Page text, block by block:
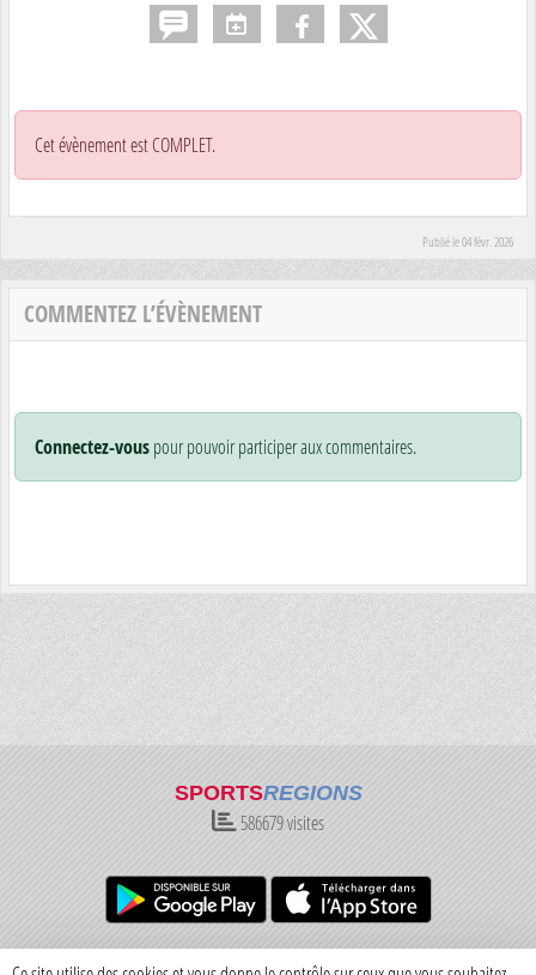
Cet évènement estCOMPLET.
Publié le04 févr. 2026
COMMENTEZ L’ÉVÈNEMENT
Connectez-vouspour pouvoir participer aux commentaires.
SPORTSREGIONS
586679visites
Charte cookies Gestion des cookies